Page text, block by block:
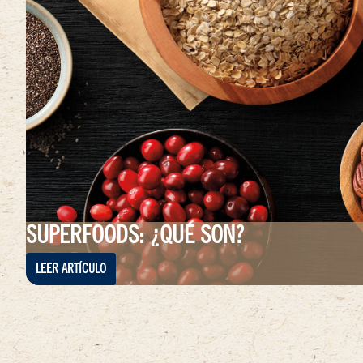
SUPERFOODS: ¿QUÉ SON?
LEER ARTÍCULO